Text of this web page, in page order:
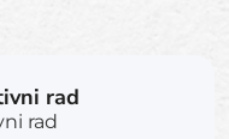
rad
rad